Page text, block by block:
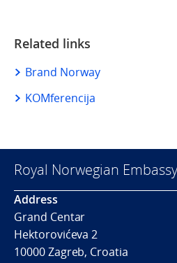
Related links
Brand Norway
KOMferencija
Royal Norwegian
Address
Grand Centar
Hektorovićeva 2
10000 Zagreb, Croatia